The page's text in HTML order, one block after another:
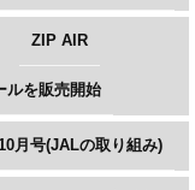
ZIP AIR
ルを販売開始
月号(JALの取り組み)